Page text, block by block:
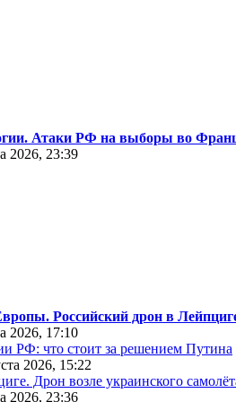
Атаки РФ на выборы во
2026, 23:39
Российский дрон в
2026, 17:10
РФ: что стоит за решением Путина
2026, 15:22
Дрон возле украинского
2026, 23:36